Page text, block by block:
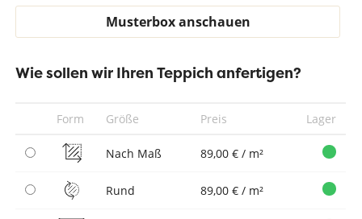
Musterbox anschauen
Wie sollen wir Ihren Teppich anfertigen?
Form Größe Preis Lager
Nach Maß 89,00 € / m²
Rund 89,00 € / m²